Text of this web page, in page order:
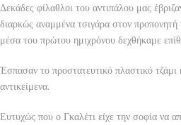
Δεκάδες φίλαθλοι του αντιπάλου μας
διαρκώς αναμμένα τσιγάρα στον
μέσα του πρώτου ημιχρόνου δεχθήκαμε
Έσπασαν το προστατευτικό πλαστικό τζάμι
αντικείμενα.
Ευτυχώς που ο Γκαλέτι είχε την σοφία να